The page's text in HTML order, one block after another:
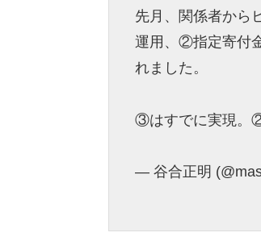
先月、関係者から
運用、②指定寄付
れました。
③はすでに実現。
— 谷合正明